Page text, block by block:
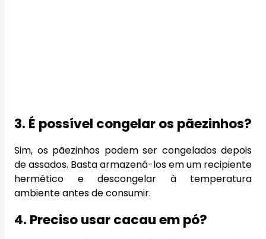
3. É possível congelar os pãezinhos?
Sim, os pãezinhos podem ser congelados depois
de assados. Basta armazená-los em um recipiente
hermético e descongelar à temperatura
ambiente antes de consumir.
4. Preciso usar cacau em pó?